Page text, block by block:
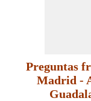
Preguntas
Madrid -